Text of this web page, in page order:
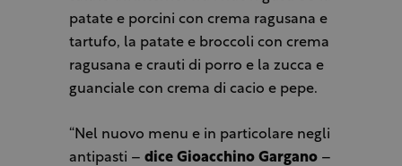
patate e porcini con crema ragusana e
tartufo, la patate e broccoli con crema
ragusana e crauti di porro e la zucca e
guanciale con crema di cacio e pepe.
“Nel nuovo menu e in particolare negli
antipasti – dice Gioacchino Gargano–